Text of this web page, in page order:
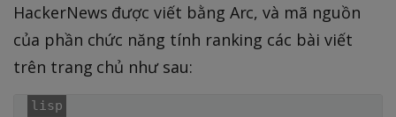
HackerNews được viết bằng Arc, và mã nguồn
của phần chức năng tính ranking các bài viết
trên trang chủ như sau: